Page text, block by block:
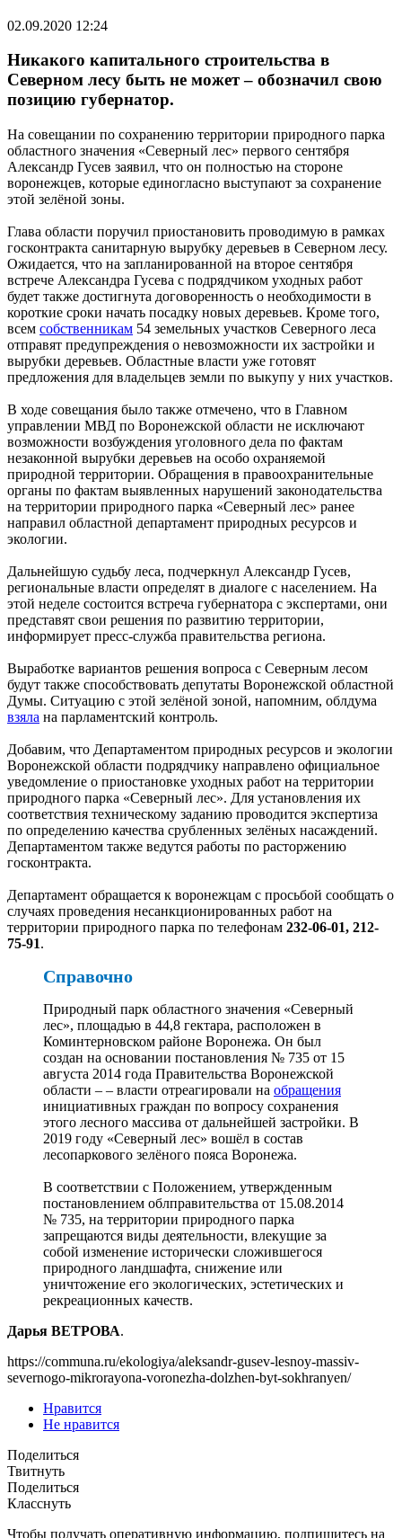
02.09.2020 12:24
Никакого капитального строительства в
Северном лесу быть не может – обозначил свою
позицию губернатор.
На совещании по сохранению территории природного парка
областного значения «Северный лес» первого сентября
Александр Гусев заявил, что он полностью на стороне
воронежцев, которые единогласно выступают за сохранение
этой зелёной зоны.
Глава области поручил приостановить проводимую в рамках
госконтракта санитарную вырубку деревьев в Северном лесу.
Ожидается, что на запланированной на второе сентября
встрече Александра Гусева с подрядчиком уходных работ
будет также достигнута договоренность о необходимости в
короткие сроки начать посадку новых деревьев. Кроме того,
всем собственникам 54 земельных участков Северного леса
отправят предупреждения о невозможности их застройки и
вырубки деревьев. Областные власти уже готовят
предложения для владельцев земли по выкупу у них участков.
В ходе совещания было также отмечено, что в Главном
управлении МВД по Воронежской области не исключают
возможности возбуждения уголовного дела по фактам
незаконной вырубки деревьев на особо охраняемой
природной территории. Обращения в правоохранительные
органы по фактам выявленных нарушений законодательства
на территории природного парка «Северный лес» ранее
направил областной департамент природных ресурсов и
экологии.
Дальнейшую судьбу леса, подчеркнул Александр Гусев,
региональные власти определят в диалоге с населением. На
этой неделе состоится встреча губернатора с экспертами, они
представят свои решения по развитию территории,
информирует пресс-служба правительства региона.
Выработке вариантов решения вопроса с Северным лесом
будут также способствовать депутаты Воронежской областной
Думы. Ситуацию с этой зелёной зоной, напомним, облдума
взяла на парламентский контроль.
Добавим, что Департаментом природных ресурсов и экологии
Воронежской области подрядчику направлено официальное
уведомление о приостановке уходных работ на территории
природного парка «Северный лес». Для установления их
соответствия техническому заданию проводится экспертиза
по определению качества срубленных зелёных насаждений.
Департаментом также ведутся работы по расторжению
госконтракта.
Департамент обращается к воронежцам с просьбой сообщать о
случаях проведения несанкционированных работ на
территории природного парка по телефонам 232-06-01, 212-
75-91.
Справочно
Природный парк областного значения «Северный
лес», площадью в 44,8 гектара, расположен в
Коминтерновском районе Воронежа. Он был
создан на основании постановления № 735 от 15
августа 2014 года Правительства Воронежской
области – – власти отреагировали на обращения
инициативных граждан по вопросу сохранения
этого лесного массива от дальнейшей застройки. В
2019 году «Северный лес» вошёл в состав
лесопаркового зелёного пояса Воронежа.
В соответствии с Положением, утвержденным
постановлением облправительства от 15.08.2014
№ 735, на территории природного парка
запрещаются виды деятельности, влекущие за
собой изменение исторически сложившегося
природного ландшафта, снижение или
уничтожение его экологических, эстетических и
рекреационных качеств.
Дарья ВЕТРОВА.
https://communa.ru/ekologiya/aleksandr-gusev-lesnoy-massiv-
severnogo-mikrorayona-voronezha-dolzhen-byt-sokhranyen/
Нравится
Не нравится
Поделиться
Твитнуть
Поделиться
Класснуть
Чтобы получать оперативную информацию, подпишитесь на